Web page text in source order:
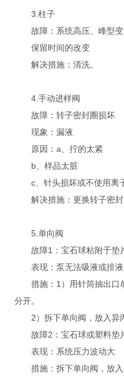
3.柱子
故障：系统高压、峰型变
保留时间的改变
解决措施：清洗。
4.手动进样阀
故障：转子密封圈损坏
现象：漏液
原因：a、拧的太紧
b、样品太脏
c、针头损坏或不使用离
解决措施：更换转子密封
5.单向阀
故障1：宝石球粘附于垫
表现：泵无法吸液或排液
措施：1）用针筒抽出口
分开。
2）拆下单向阀，放入异
故障2：宝石球或塑料垫
表现：系统压力波动大
措施：拆下单向阀，放入